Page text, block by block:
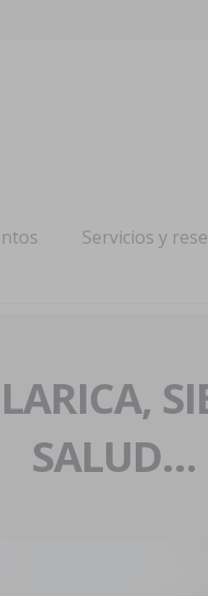
Servicios y
SALUD…